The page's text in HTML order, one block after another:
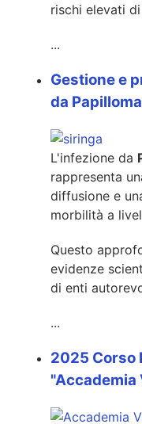
rischi elevati
...
Gestione e
da
L'infezione da
rappresenta
diffusione e
morbilità a
Questo
evidenze
di enti
...
2025 Corso
"Accademia